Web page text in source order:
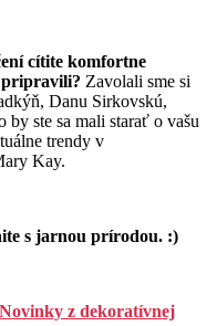
cítite komfortne
pripravili? Zavolali sme si
Danu Sirkovskú,
by ste sa mali starať o vašu
trendy v
Kay.
s jarnou prírodou. :)
z dekoratívnej